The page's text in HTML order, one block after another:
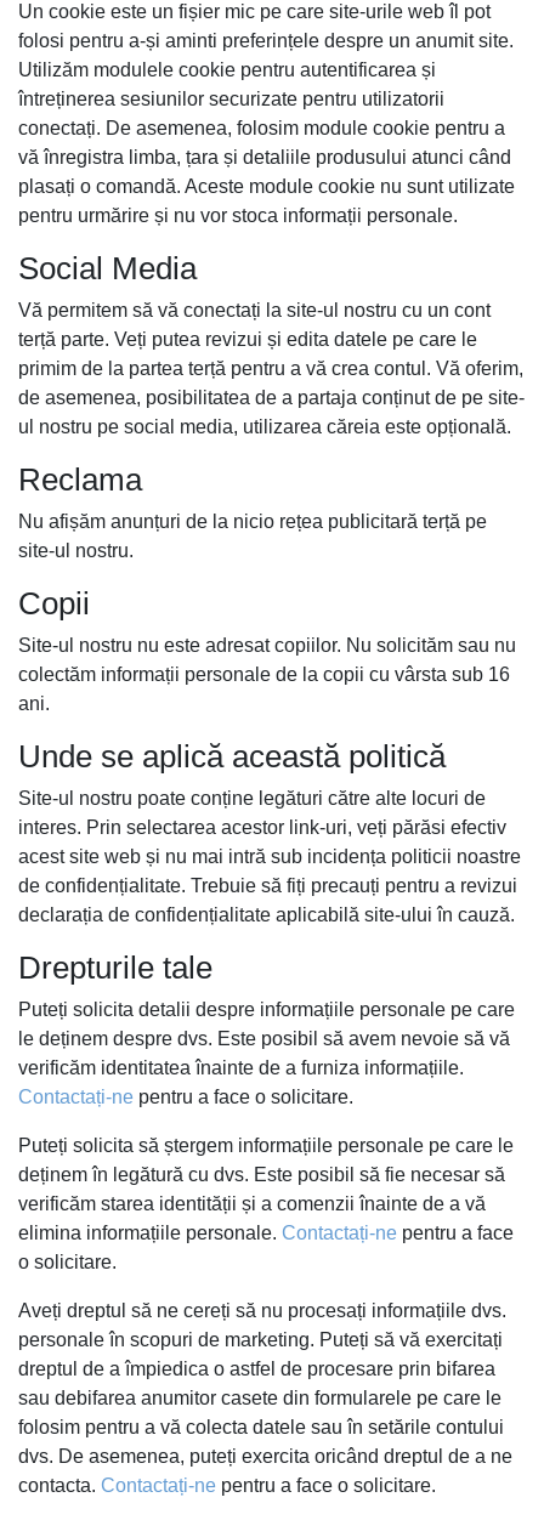
Un cookie este un fișier mic pe care site-urile web îl pot
folosi pentru a-și aminti preferințele despre un anumit site.
Utilizăm modulele cookie pentru autentificarea și
întreținerea sesiunilor securizate pentru utilizatorii
conectați. De asemenea, folosim module cookie pentru a
vă înregistra limba, țara și detaliile produsului atunci când
plasați o comandă. Aceste module cookie nu sunt utilizate
pentru urmărire și nu vor stoca informații personale.
Social Media
Vă permitem să vă conectați la site-ul nostru cu un cont
terță parte. Veți putea revizui și edita datele pe care le
primim de la partea terță pentru a vă crea contul. Vă oferim,
de asemenea, posibilitatea de a partaja conținut de pe site-
ul nostru pe social media, utilizarea căreia este opțională.
Reclama
Nu afișăm anunțuri de la nicio rețea publicitară terță pe
site-ul nostru.
Copii
Site-ul nostru nu este adresat copiilor. Nu solicităm sau nu
colectăm informații personale de la copii cu vârsta sub 16
ani.
Unde se aplică această politică
Site-ul nostru poate conține legături către alte locuri de
interes. Prin selectarea acestor link-uri, veți părăsi efectiv
acest site web și nu mai intră sub incidența politicii noastre
de confidențialitate. Trebuie să fiți precauți pentru a revizui
declarația de confidențialitate aplicabilă site-ului în cauză.
Drepturile tale
Puteți solicita detalii despre informațiile personale pe care
le deținem despre dvs. Este posibil să avem nevoie să vă
verificăm identitatea înainte de a furniza informațiile.
Contactați-ne pentru a face o solicitare.
Puteți solicita să ștergem informațiile personale pe care le
deținem în legătură cu dvs. Este posibil să fie necesar să
verificăm starea identității și a comenzii înainte de a vă
elimina informațiile personale. Contactați-ne pentru a face
o solicitare.
Aveți dreptul să ne cereți să nu procesați informațiile dvs.
personale în scopuri de marketing. Puteți să vă exercitați
dreptul de a împiedica o astfel de procesare prin bifarea
sau debifarea anumitor casete din formularele pe care le
folosim pentru a vă colecta datele sau în setările contului
dvs. De asemenea, puteți exercita oricând dreptul de a ne
contacta. Contactați-ne pentru a face o solicitare.